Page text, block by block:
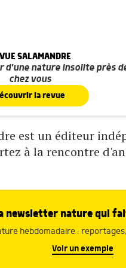
SALAMANDRE
d'une nature insolite près
chez vous
la revue
est un éditeur
à la rencontre
newsletter nature qui
hebdomadaire :
Voir un exemple